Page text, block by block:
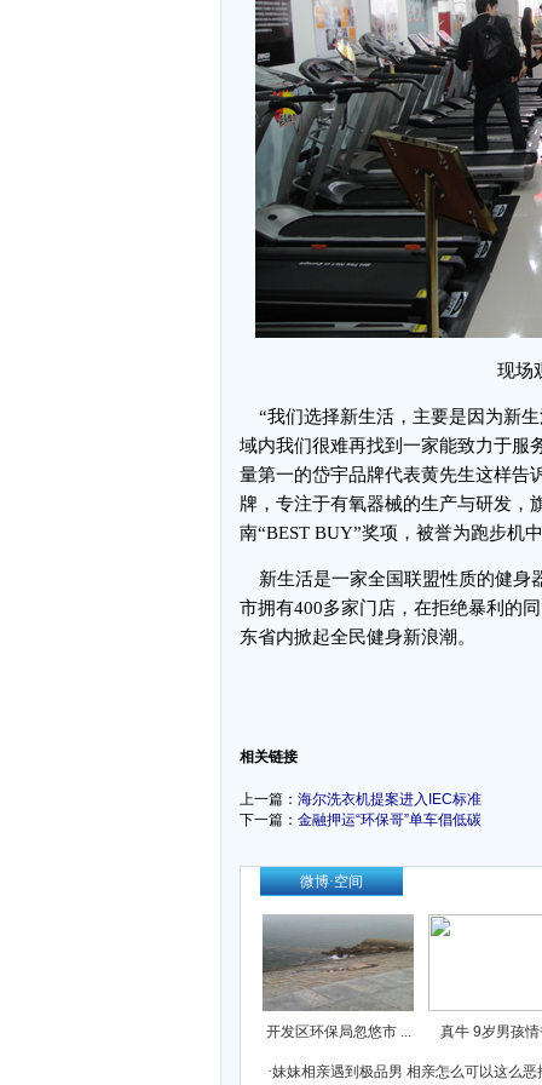
现场
“我们选择新生活，主要是因为新
域内我们很难再找到一家能致力于服
量第一的岱宇品牌代表黄先生这样告
牌，专注于有氧器械的生产与研发，
南“BEST BUY”奖项，被誉为跑步机
新生活是一家全国联盟性质的健身
市拥有400多家门店，在拒绝暴利的
东省内掀起全民健身新浪潮。
相关链接
上一篇： 海尔洗衣机提案进入IEC标准
下一篇： 金融押运“环保哥”单车倡低碳